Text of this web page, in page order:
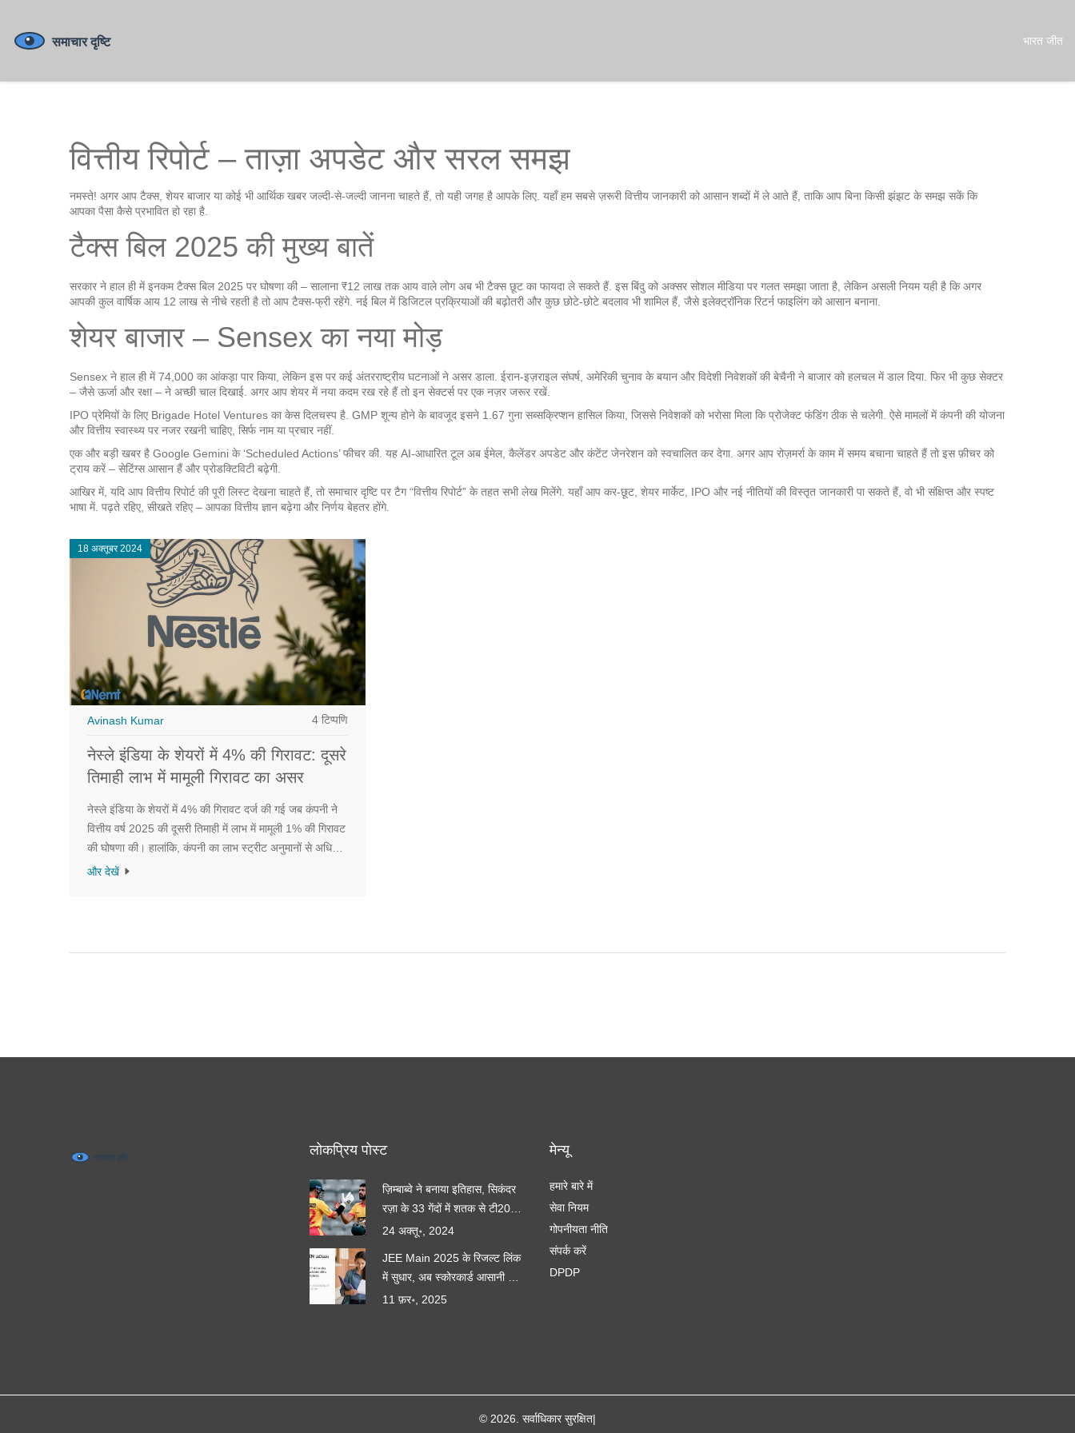
भारत जीत
वित्तीय रिपोर्ट – ताज़ा अपडेट और सरल समझ
नमस्ते! अगर आप टैक्स, शेयर बाजार या कोई भी आर्थिक खबर जल्दी‑से‑जल्दी जानना चाहते हैं, तो यही जगह है आपके लिए. यहाँ हम सबसे ज़रूरी वित्तीय जानकारी को आसान शब्दों में ले आते हैं, ताकि आप बिना किसी झंझट के समझ सकें कि
आपका पैसा कैसे प्रभावित हो रहा है.
टैक्स बिल 2025 की मुख्य बातें
सरकार ने हाल ही में इनकम टैक्स बिल 2025 पर घोषणा की – सालाना ₹12 लाख तक आय वाले लोग अब भी टैक्‍स छूट का फायदा ले सकते हैं. इस बिंदु को अक्सर सोशल मीडिया पर गलत समझा जाता है, लेकिन असली नियम यही है कि अगर
आपकी कुल वार्षिक आय 12 लाख से नीचे रहती है तो आप टैक्स‑फ्री रहेंगे. नई बिल में डिजिटल प्रक्रियाओं की बढ़ोतरी और कुछ छोटे‑छोटे बदलाव भी शामिल हैं, जैसे इलेक्ट्रॉनिक रिटर्न फाइलिंग को आसान बनाना.
शेयर बाजार – Sensex का नया मोड़
Sensex ने हाल ही में 74,000 का आंकड़ा पार किया, लेकिन इस पर कई अंतरराष्ट्रीय घटनाओं ने असर डाला. ईरान‑इज़राइल संघर्ष, अमेरिकी चुनाव के बयान और विदेशी निवेशकों की बेचैनी ने बाजार को हलचल में डाल दिया. फिर भी कुछ सेक्टर
– जैसे ऊर्जा और रक्षा – ने अच्छी चाल दिखाई. अगर आप शेयर में नया कदम रख रहे हैं तो इन सेक्टर्स पर एक नज़र जरूर रखें.
IPO प्रेमियों के लिए Brigade Hotel Ventures का केस दिलचस्प है. GMP शून्य होने के बावजूद इसने 1.67 गुना सब्सक्रिप्शन हासिल किया, जिससे निवेशकों को भरोसा मिला कि प्रोजेक्ट फंडिंग ठीक से चलेगी. ऐसे मामलों में कंपनी की योजना
और वित्तीय स्वास्थ्य पर नजर रखनी चाहिए, सिर्फ नाम या प्रचार नहीं.
एक और बड़ी खबर है Google Gemini के ‘Scheduled Actions’ फीचर की. यह AI‑आधारित टूल अब ईमेल, कैलेंडर अपडेट और कंटेंट जेनरेशन को स्वचालित कर देगा. अगर आप रोज़मर्रा के काम में समय बचाना चाहते हैं तो इस फ़ीचर को
ट्राय करें – सेटिंग्स आसान हैं और प्रोडक्टिविटी बढ़ेगी.
आखिर में, यदि आप वित्तीय रिपोर्ट की पूरी लिस्ट देखना चाहते हैं, तो समाचार दृष्टि पर टैग “वित्तीय रिपोर्ट” के तहत सभी लेख मिलेंगे. यहाँ आप कर‑छूट, शेयर मार्केट, IPO और नई नीतियों की विस्तृत जानकारी पा सकते हैं, वो भी संक्षिप्त और स्पष्ट
भाषा में. पढ़ते रहिए, सीखते रहिए – आपका वित्तीय ज्ञान बढ़ेगा और निर्णय बेहतर होंगे.
18 अक्तूबर 2024
Avinash Kumar 4 टिप्पणि
नेस्ले इंडिया के शेयरों में 4% की गिरावट: दूसरे
तिमाही लाभ में मामूली गिरावट का असर
नेस्ले इंडिया के शेयरों में 4% की गिरावट दर्ज की गई जब कंपनी ने
वित्तीय वर्ष 2025 की दूसरी तिमाही में लाभ में मामूली 1% की गिरावट
की घोषणा की। हालांकि, कंपनी का लाभ स्ट्रीट अनुमानों से अधिक
रहा। इस दौरान कंपनी की ऑपरेशनल आमदनी में 1.3% की वृद्धि
और देखें
लोकप्रिय पोस्ट
ज़िम्बाब्वे ने बनाया इतिहास, सिकंदर
रज़ा के 33 गेंदों में शतक से टी20आई
में सबसे बड़ा स्कोर
24 अक्तू॰, 2024
JEE Main 2025 के रिजल्ट लिंक
में सुधार, अब स्कोरकार्ड आसानी से
डाउनलोड करें
11 फ़र॰, 2025
मेन्यू
हमारे बारे में
सेवा नियम
गोपनीयता नीति
संपर्क करें
DPDP
© 2026. सर्वाधिकार सुरक्षित|